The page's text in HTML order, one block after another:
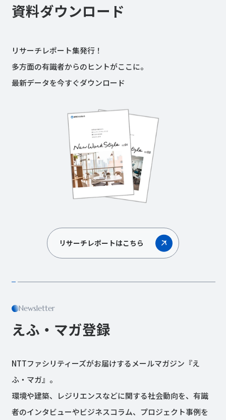
資料ダウンロード
リサーチレポート集発行！
多方面の有識者からのヒントがここに。
最新データを今すぐダウンロード
リサーチレポートはこちら
Newsletter
えふ・マガ登録
NTTファシリティーズがお届けするメールマガジン『え
ふ・マガ』。
環境や建築、レジリエンスなどに関する社会動向を、有識
者のインタビューやビジネスコラム、プロジェクト事例を